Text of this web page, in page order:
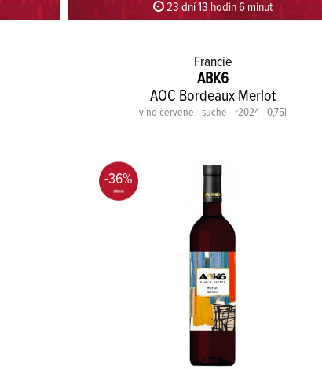
23 dní 13 hodin 5 minut 59 sekund
Francie
ABK6
AOC Bordeaux Merlot
víno červené - suché - r2024 - 0,75l
-36%